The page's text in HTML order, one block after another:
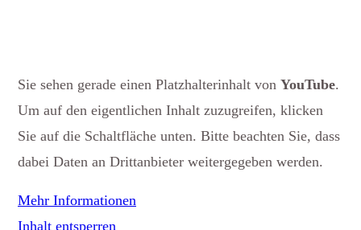
Sie sehen gerade einen Platzhalterinhalt von YouTube.
Um auf den eigentlichen Inhalt zuzugreifen, klicken
Sie auf die Schaltfläche unten. Bitte beachten Sie, dass
dabei Daten an Drittanbieter weitergegeben werden.
Mehr Informationen
Inhalt entsperren